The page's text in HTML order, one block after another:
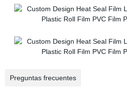
Preguntas frecuentes